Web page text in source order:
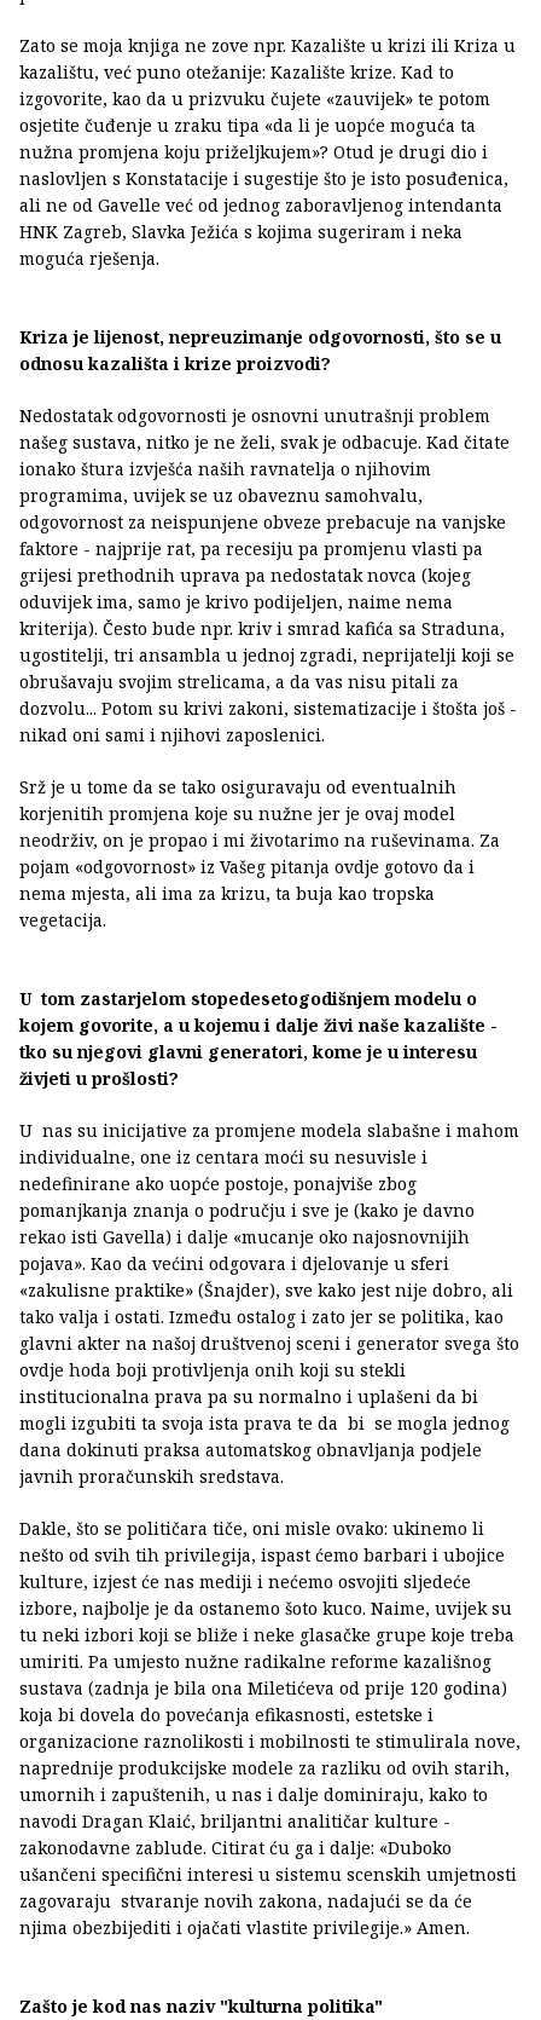
Zato se moja knjiga ne zove npr. Kazalište u krizi ili Kriza u
kazalištu, već puno otežanije: Kazalište krize. Kad to
izgovorite, kao da u prizvuku čujete «zauvijek» te potom
osjetite čuđenje u zraku tipa «da li je uopće moguća ta
nužna promjena koju priželjkujem»? Otud je drugi dio i
naslovljen s Konstatacije i sugestije što je isto posuđenica,
ali ne od Gavelle već od jednog zaboravljenog intendanta
HNK Zagreb, Slavka Ježića s kojima sugeriram i neka
moguća rješenja.
Kriza je lijenost, nepreuzimanje odgovornosti, što se u
odnosu kazališta i krize proizvodi?
Nedostatak odgovornosti je osnovni unutrašnji problem
našeg sustava, nitko je ne želi, svak je odbacuje. Kad čitate
ionako štura izvješća naših ravnatelja o njihovim
programima, uvijek se uz obaveznu samohvalu,
odgovornost za neispunjene obveze prebacuje na vanjske
faktore - najprije rat, pa recesiju pa promjenu vlasti pa
grijesi prethodnih uprava pa nedostatak novca (kojeg
oduvijek ima, samo je krivo podijeljen, naime nema
kriterija). Često bude npr. kriv i smrad kafića sa Straduna,
ugostitelji, tri ansambla u jednoj zgradi, neprijatelji koji se
obrušavaju svojim strelicama, a da vas nisu pitali za
dozvolu... Potom su krivi zakoni, sistematizacije i štošta još -
nikad oni sami i njihovi zaposlenici.
Srž je u tome da se tako osiguravaju od eventualnih
korjenitih promjena koje su nužne jer je ovaj model
neodrživ, on je propao i mi životarimo na ruševinama. Za
pojam «odgovornost» iz Vašeg pitanja ovdje gotovo da i
nema mjesta, ali ima za krizu, ta buja kao tropska
vegetacija.
U tom zastarjelom stopedesetogodišnjem modelu o
kojem govorite, a u kojemu i dalje živi naše kazalište -
tko su njegovi glavni generatori, kome je u interesu
živjeti u prošlosti?
U nas su inicijative za promjene modela slabašne i mahom
individualne, one iz centara moći su nesuvisle i
nedefinirane ako uopće postoje, ponajviše zbog
pomanjkanja znanja o području i sve je (kako je davno
rekao isti Gavella) i dalje «mucanje oko najosnovnijih
pojava». Kao da većini odgovara i djelovanje u sferi
«zakulisne praktike» (Šnajder), sve kako jest nije dobro, ali
tako valja i ostati. Između ostalog i zato jer se politika, kao
glavni akter na našoj društvenoj sceni i generator svega što
ovdje hoda boji protivljenja onih koji su stekli
institucionalna prava pa su normalno i uplašeni da bi
mogli izgubiti ta svoja ista prava te da bi se mogla jednog
dana dokinuti praksa automatskog obnavljanja podjele
javnih proračunskih sredstava.
Dakle, što se političara tiče, oni misle ovako: ukinemo li
nešto od svih tih privilegija, ispast ćemo barbari i ubojice
kulture, izjest će nas mediji i nećemo osvojiti sljedeće
izbore, najbolje je da ostanemo šoto kuco. Naime, uvijek su
tu neki izbori koji se bliže i neke glasačke grupe koje treba
umiriti. Pa umjesto nužne radikalne reforme kazališnog
sustava (zadnja je bila ona Miletićeva od prije 120 godina)
koja bi dovela do povećanja efikasnosti, estetske i
organizacione raznolikosti i mobilnosti te stimulirala nove,
naprednije produkcijske modele za razliku od ovih starih,
umornih i zapuštenih, u nas i dalje dominiraju, kako to
navodi Dragan Klaić, briljantni analitičar kulture -
zakonodavne zablude. Citirat ću ga i dalje: «Duboko
ušančeni specifični interesi u sistemu scenskih umjetnosti
zagovaraju stvaranje novih zakona, nadajući se da će
njima obezbijediti i ojačati vlastite privilegije.» Amen.
Zašto je kod nas naziv "kulturna politika"